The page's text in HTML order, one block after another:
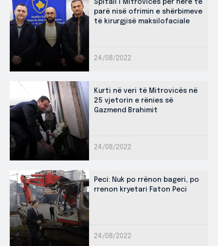
Spitali i Mitrovicës për herë të
parë nisë ofrimin e shërbimeve
të kirurgjisë maksilofaciale
24/08/2022
Kurti në veri të Mitrovicës në
25 vjetorin e rënies së
Gazmend Brahimit
24/08/2022
Peci: Nuk po rrënon bageri, po
rrenon kryetari Faton Peci
24/08/2022